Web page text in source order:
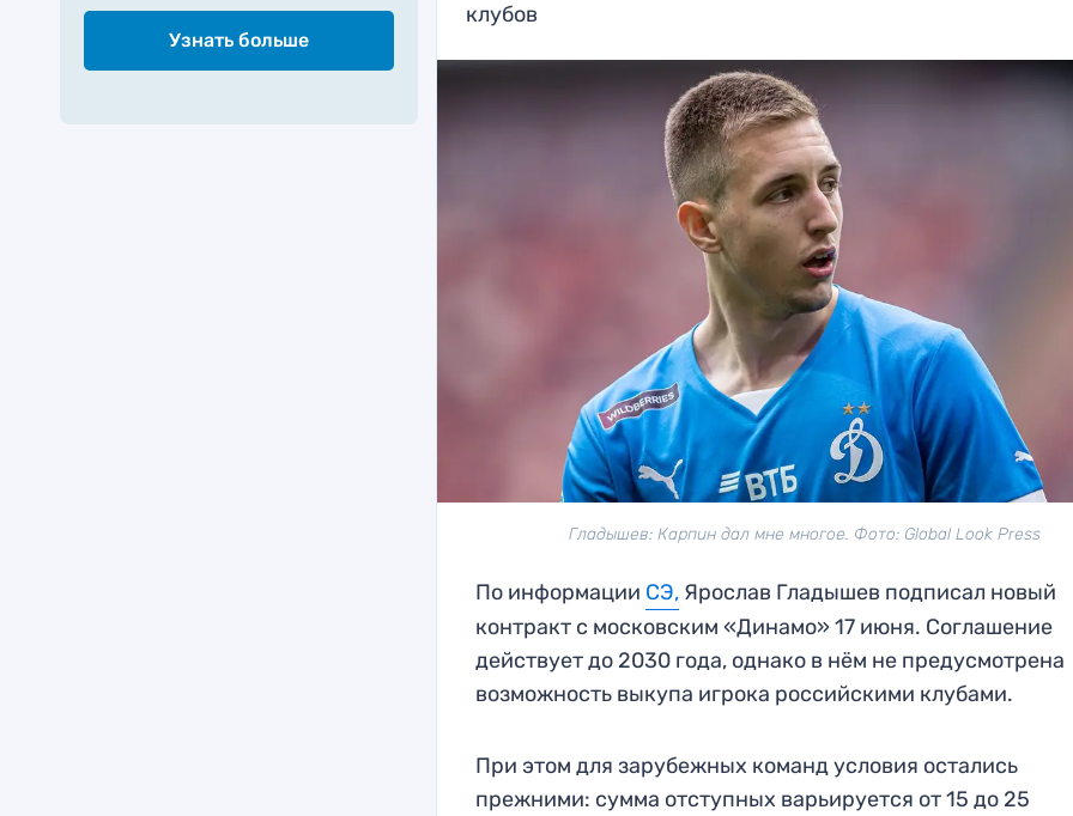
Узнать больше
клубов
Гладышев: Карпин дал мне многое. Фото: Global Look Press
По информации СЭ, Ярослав Гладышев подписал новый
контракт с московским «Динамо» 17 июня. Соглашение
действует до 2030 года, однако в нём не предусмотрена
возможность выкупа игрока российскими клубами.
При этом для зарубежных команд условия остались
прежними: сумма отступных варьируется от 15 до 25